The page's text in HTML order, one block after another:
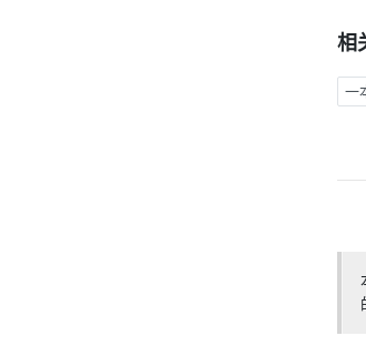
相
一